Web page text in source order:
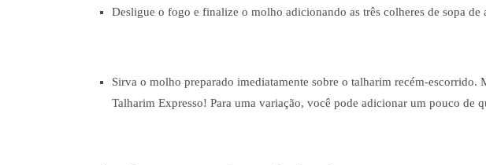
Desligue o fogo e finalize o molho adicionando as três colheres de sopa
Sirva o molho preparado imediatamente sobre o talharim recém-escorrido.
Talharim Expresso! Para uma variação, você pode adicionar um pouco de